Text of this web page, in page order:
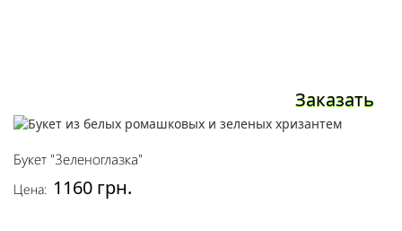
Заказать
Букет "Зеленоглазка"
Цена: 1160 грн.